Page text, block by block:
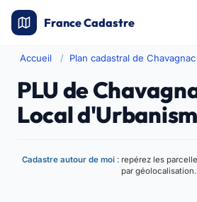
France Cadastre
Accueil Plan cadastral de Chavagnac
PLU de
Local
Cadastre autour de moi: repérez les
par géolocalisation.